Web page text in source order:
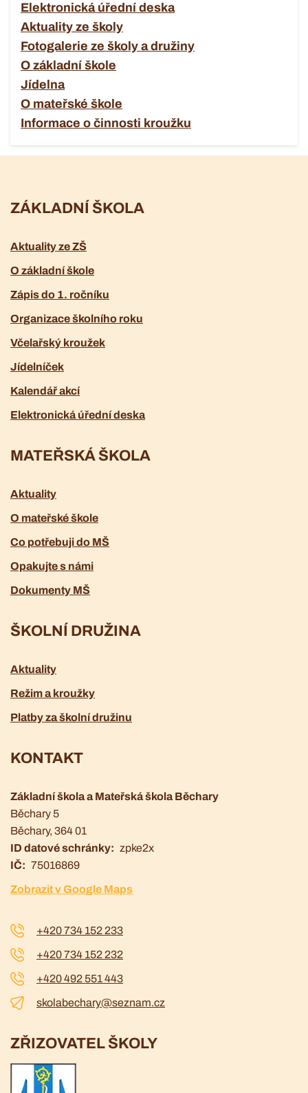
Elektronická úřední deska
Aktuality ze školy
Fotogalerie ze školy a družiny
O základní škole
Jídelna
O mateřské škole
Informace o činnosti kroužku
ZÁKLADNÍ ŠKOLA
Aktuality ze ZŠ
O základní škole
Zápis do 1. ročníku
Organizace školního roku
Včelařský kroužek
Jídelníček
Kalendář akcí
Elektronická úřední deska
MATEŘSKÁ ŠKOLA
Aktuality
O mateřské škole
Co potřebuji do MŠ
Opakujte s námi
Dokumenty MŠ
ŠKOLNÍ DRUŽINA
Aktuality
Režim a kroužky
Platby za školní družinu
KONTAKT
Základní škola a Mateřská škola Běchary
Běchary 5
Běchary, 364 01
ID datové schránky
zpke2x
IČ
75016869
Zobrazit v Google Maps
+420 734 152 233
+420 734 152 232
+420 492 551 443
skolabechary@seznam.cz
ZŘIZOVATEL ŠKOLY